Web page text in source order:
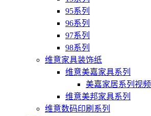
95系列
96系列
97系列
98系列
维意家具装饰纸
维意美嘉家具系列
美嘉家居系列视频
维意美邦家具系列
维意数码印刷系列